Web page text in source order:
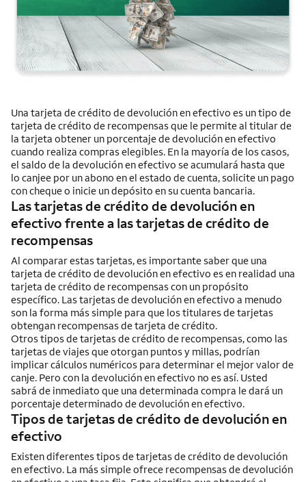
Una tarjeta de crédito de devolución en efectivo es un tipo de
tarjeta de crédito de recompensas que le permite al titular de
la tarjeta obtener un porcentaje de devolución en efectivo
cuando realiza compras elegibles. En la mayoría de los casos,
el saldo de la devolución en efectivo se acumulará hasta que
lo canjee por un abono en el estado de cuenta, solicite un pago
con cheque o inicie un depósito en su cuenta bancaria.
Las tarjetas de crédito de devolución en
efectivo frente a las tarjetas de crédito de
recompensas
Al comparar estas tarjetas, es importante saber que una
tarjeta de crédito de devolución en efectivo es en realidad una
tarjeta de crédito de recompensas con un propósito
específico. Las tarjetas de devolución en efectivo a menudo
son la forma más simple para que los titulares de tarjetas
obtengan recompensas de tarjeta de crédito.
Otros tipos de tarjetas de crédito de recompensas, como las
tarjetas de viajes que otorgan puntos y millas, podrían
implicar cálculos numéricos para determinar el mejor valor de
canje. Pero con la devolución en efectivo no es así. Usted
sabrá de inmediato que una determinada compra le dará un
porcentaje determinado de devolución en efectivo.
Tipos de tarjetas de crédito de devolución en
efectivo
Existen diferentes tipos de tarjetas de crédito de devolución
en efectivo. La más simple ofrece recompensas de devolución